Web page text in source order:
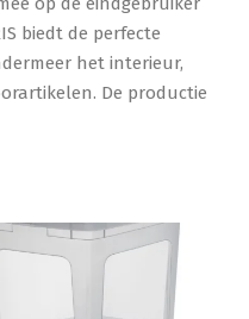
biedt de perfecte
het interieur,
De productie